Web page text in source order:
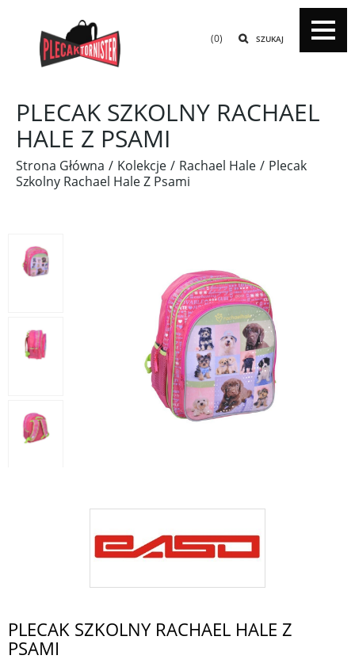
SZUKAJ
(0)
PLECAK SZKOLNY RACHAEL
HALE Z PSAMI
Strona Główna Kolekcje Rachael Hale
Plecak
Szkolny Rachael Hale Z Psami
PLECAK SZKOLNY RACHAEL HALE Z
PSAMI